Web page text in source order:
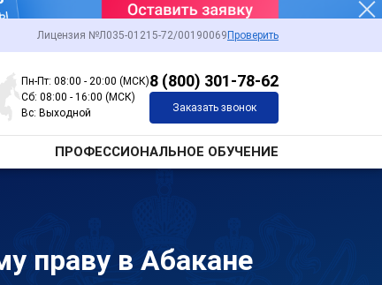
Лицензия №Л035-01215-72/00190069 Проверить
Пн-Пт: 08:00 - 20:00 (МСК)
Сб: 08:00 - 16:00 (МСК)
Вс: Выходной
8 (800) 301-78-62
Заказать звонок
ПРОФЕССИОНАЛЬНОЕ ОБУЧЕНИЕ
праву в Абакане